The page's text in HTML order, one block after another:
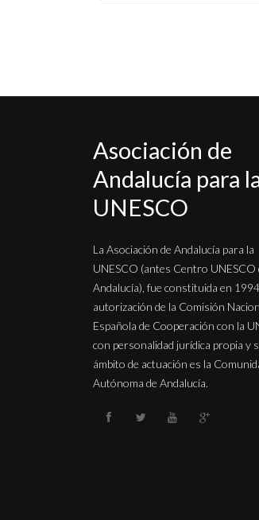
Asociación de
Andalucía para
UNESCO
La Asociación de Andalucía para la
UNESCO (antes Centro UNESCO
Andalucía), fue constituida en
autorización de la Comisión
Española de Cooperación con la
con personalidad jurídica propia y
ámbito de actuación es la
Autónoma de Andalucía.